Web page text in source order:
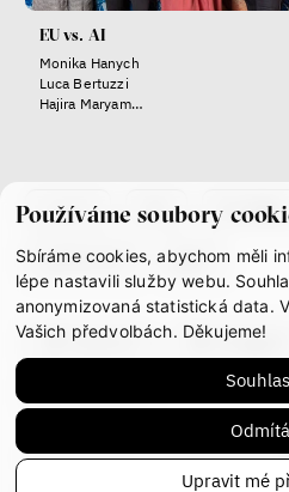
Používáme soubory
Sbíráme cookies, abychom měli
lépe nastavili služby webu.
anonymizovaná statistická data.
Vašich předvolbách. Děkujeme!
Upravit mé
s
EU vs. AI
Monika Hanych
Luca Bertuzzi
Hajira Maryam
co je if tým kontakty
partnerství gdpr
facebook instagram
This work is licensed underCC BY-NC-ND 4.0